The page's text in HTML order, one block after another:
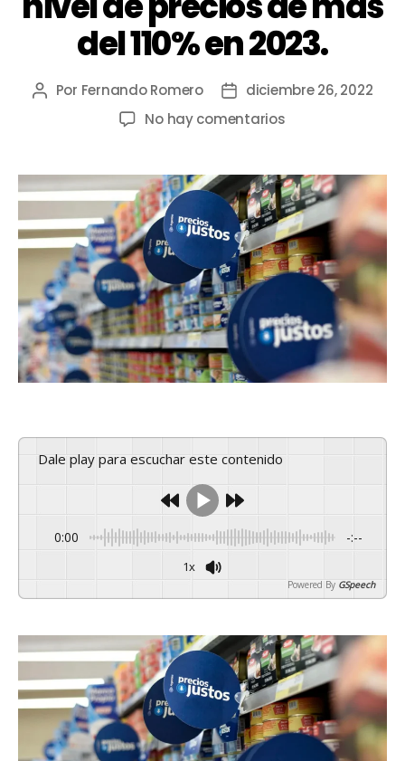
del 110% en 2023.
Por Fernando Romero
diciembre 26, 2022
No hay comentarios
Dale play para escuchar este contenido
0:00 -:--
1x
Powered By GSpeech